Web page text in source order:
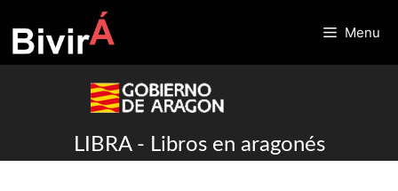
to
content
Menu
LIBRA - Libros en aragonés